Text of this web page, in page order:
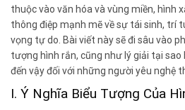
thuộc vào văn hóa và vùng miền, hình
thông điệp mạnh mẽ về sự tái sinh, trí
vọng tự do. Bài viết này sẽ đi sâu vào
tượng hình rắn, cũng như lý giải tại
đến vậy đối với những người yêu nghệ
I. Ý Nghĩa Biểu Tượng Của